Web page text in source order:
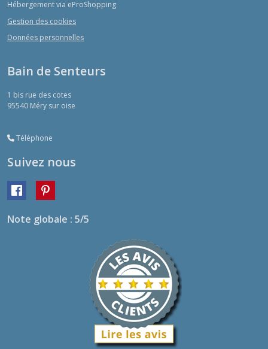
Hébergement via eProShopping
Gestion des cookies
Données personnelles
Bain de Senteurs
1 bis rue des cotes
95540 Méry sur oise
Téléphone
Suivez nous
Note globale : 5/5